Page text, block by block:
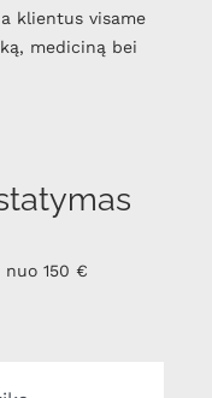
klientus visame
mediciną bei
nuo 150 €